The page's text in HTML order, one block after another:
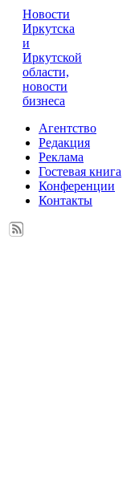
Новости
Иркутска
и
Иркутской
области,
новости
бизнеса
Агентство
Редакция
Реклама
Гостевая книга
Конференции
Контакты